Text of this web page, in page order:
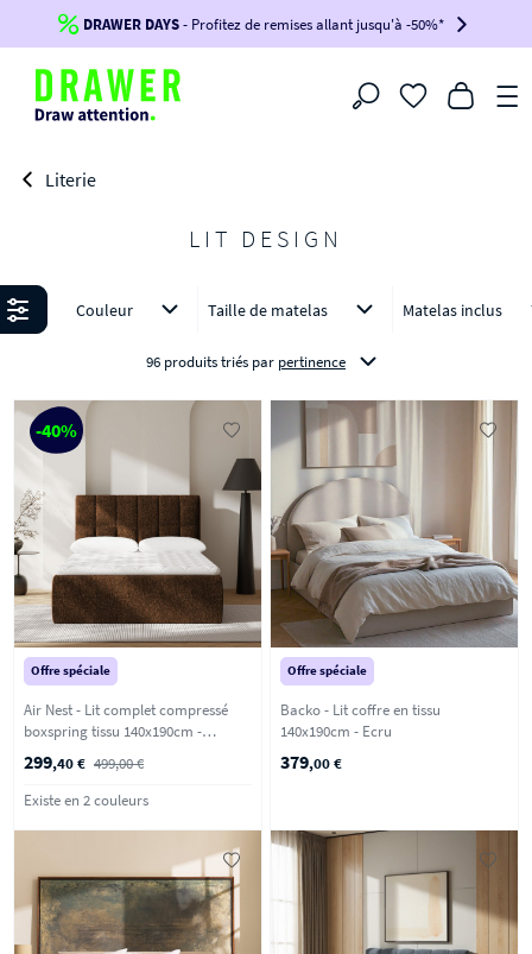
Jusqu'à-100€*sur votre commande !
BIKINI100
-voir conditions en bas de page-
DRAWER DAYS- Profitez de remises allant jusqu'à -50%*
Filtrer
Literie
LIT DESIGN
Affiner Couleur Taille de matelas Matelas inclus
96 produits triés par pertinence
-40%
Offre spéciale
Air Nest - Lit complet compressé
boxspring tissu 140x190cm -
Marron
299,40 € 499,00 €
Existe en 2 couleurs
Offre spéciale
Backo - Lit coffre en tissu
140x190cm - Ecru
379,00 €